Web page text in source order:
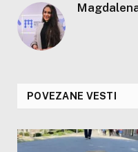
POVEZANE VESTI